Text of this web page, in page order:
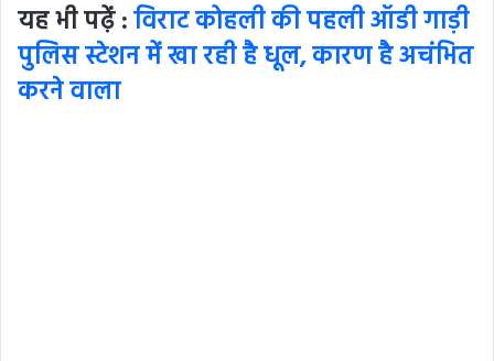
यह भी पढ़ें :विराट कोहली की पहली ऑडी गाड़ी
पुलिस स्टेशन में खा रही है धूल, कारण है अचंभित
करने वाला